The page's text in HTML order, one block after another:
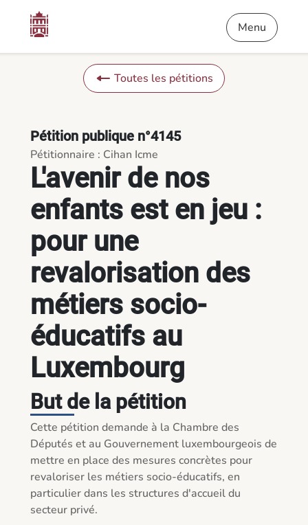
L'avenir de nos enfants est en jeu : pour une revalorisation
Menu
Toutes les pétitions
L'avenir de nos
enfants est en jeu :
pour une
revalorisation des
métiers socio-
éducatifs au
Luxembourg
Pétition publique n°4145
Pétitionnaire : Cihan Icme
But de la pétition
Cette pétition demande à la Chambre des
Députés et au Gouvernement luxembourgeois de
mettre en place des mesures concrètes pour
revaloriser les métiers socio-éducatifs, en
particulier dans les structures d'accueil du
secteur privé.